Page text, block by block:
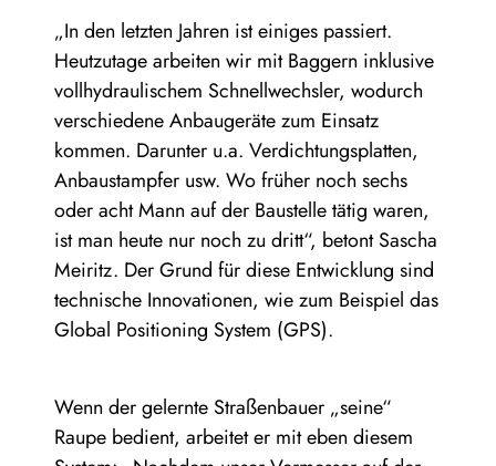
„In den letzten Jahren ist einiges passiert.
Heutzutage arbeiten wir mit Baggern inklusive
vollhydraulischem Schnellwechsler, wodurch
verschiedene Anbaugeräte zum Einsatz
kommen. Darunter u.a. Verdichtungsplatten,
Anbaustampfer usw. Wo früher noch sechs
oder acht Mann auf der Baustelle tätig waren,
ist man heute nur noch zu dritt“, betont Sascha
Meiritz. Der Grund für diese Entwicklung sind
technische Innovationen, wie zum Beispiel das
Global Positioning System (GPS).
Wenn der gelernte Straßenbauer „seine“
Raupe bedient, arbeitet er mit eben diesem